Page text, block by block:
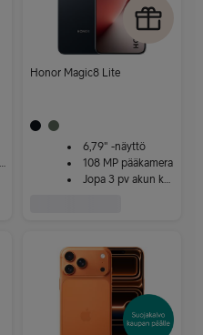
Honor Magic8 Lite
6,79" -näyttö
108 MP pääkamera
Jopa 3 pv akun kesto